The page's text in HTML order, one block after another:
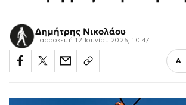
Δημήτρης Νικολάου
Παρασκευή 12 Ιουνίου 2026, 10:47
Α